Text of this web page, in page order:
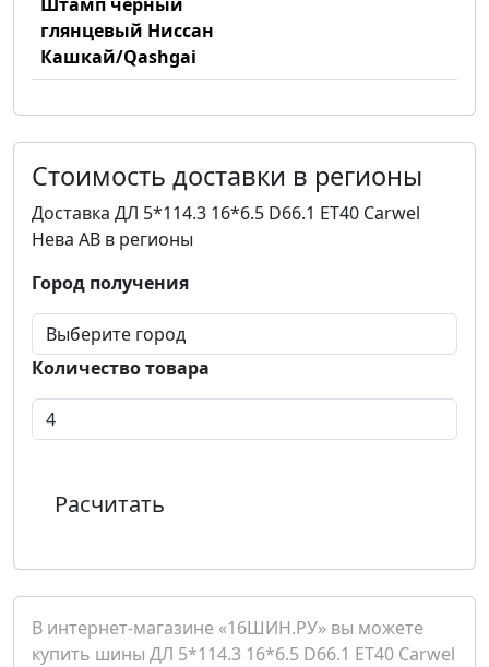
глянцевый Ниссан
Кашкай/Qashgai
Стоимость доставки в регионы
Доставка ДЛ 5*114.3 16*6.5 D66.1 ET40 Carwel
Нева AB в регионы
Город получения
Количество товара
Расчитать
В интернет-магазине «16ШИН.РУ» вы можете
купить шины ДЛ 5*114.3 16*6.5 D66.1 ET40 Carwel